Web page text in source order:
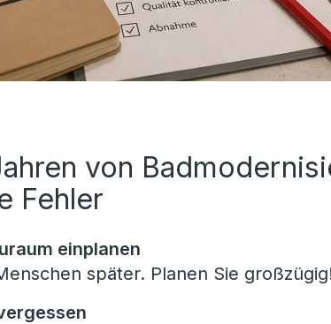
von
Fehler
einplanen
später. Planen Sie